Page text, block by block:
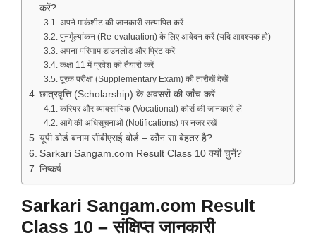
करें?
अपने मार्कशीट की जानकारी सत्यापित करें
पुनर्मूल्यांकन (Re-evaluation) के लिए आवेदन करें (यदि आवश्यक हो)
अपना परिणाम डाउनलोड और प्रिंट करें
कक्षा 11 में प्रवेश की तैयारी करें
पूरक परीक्षा (Supplementary Exam) की तारीखें देखें
छात्रवृत्ति (Scholarship) के अवसरों की जाँच करें
करियर और व्यावसायिक (Vocational) कोर्स की जानकारी लें
आगे की अधिसूचनाओं (Notifications) पर नजर रखें
यूपी बोर्ड बनाम सीबीएसई बोर्ड – कौन सा बेहतर है?
Sarkari Sangam.com Result Class 10 क्यों चुनें?
निष्कर्ष
Sarkari Sangam.com Result
Class 10 – संक्षिप्त जानकारी